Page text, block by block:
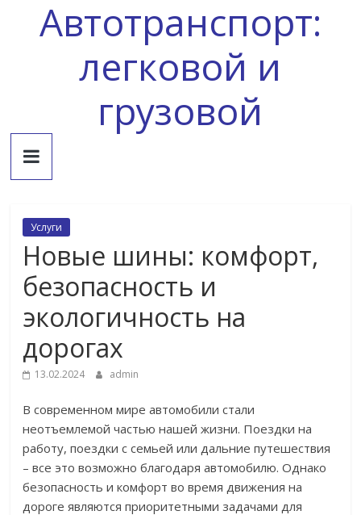
Автотранспорт:
легковой и
грузовой
Услуги
Новые шины: комфорт,
безопасность и
экологичность на
дорогах
13.02.2024 admin
В современном мире автомобили стали
неотъемлемой частью нашей жизни. Поездки на
работу, поездки с семьей или дальние путешествия
– все это возможно благодаря автомобилю. Однако
безопасность и комфорт во время движения на
дороге являются приоритетными задачами для